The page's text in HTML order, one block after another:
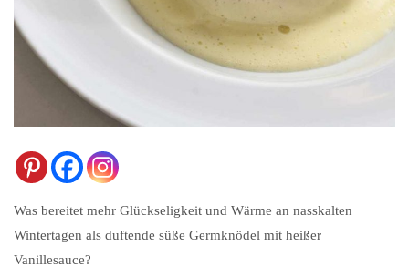
Was bereitet mehr Glückseligkeit und Wärme an nasskalten
Wintertagen als duftende süße Germknödel mit heißer
Vanillesauce?